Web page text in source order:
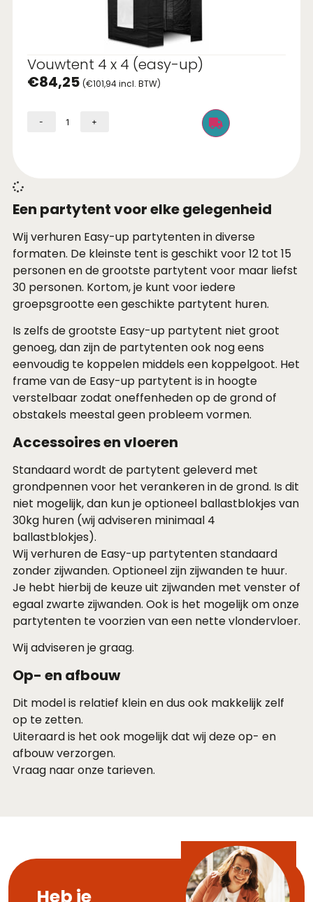
Vouwtent 4 x 4 (easy-up)
€84,25 (€101,94incl. BTW)
- +
Een partytent voor elke gelegenheid
Wij verhuren Easy-up partytenten in diverse
formaten. De kleinste tent is geschikt voor 12 tot 15
personen en de grootste partytent voor maar liefst
30 personen. Kortom, je kunt voor iedere
groepsgrootte een geschikte partytent huren.
Is zelfs de grootste Easy-up partytent niet groot
genoeg, dan zijn de partytenten ook nog eens
eenvoudig te koppelen middels een koppelgoot. Het
frame van de Easy-up partytent is in hoogte
verstelbaar zodat oneffenheden op de grond of
obstakels meestal geen probleem vormen.
Accessoires en vloeren
Standaard wordt de partytent geleverd met
grondpennen voor het verankeren in de grond. Is dit
niet mogelijk, dan kun je optioneel ballastblokjes van
30kghuren (wij adviseren minimaal 4
ballastblokjes).
Wij verhuren de Easy-up partytenten standaard
zonder zijwanden. Optioneel zijn zijwanden te huur.
Je hebt hierbij de keuze uit zijwanden met venster of
egaal zwarte zijwanden. Ook is het mogelijk om onze
partytenten te voorzien van een nette vlondervloer.
Wij adviseren je graag.
Op- en afbouw
Dit model is relatief klein en dus ook makkelijk zelf
op te zetten.
Uiteraard is het ook mogelijk dat wij deze op- en
afbouw verzorgen.
Vraag naar onze tarieven.
Heb je